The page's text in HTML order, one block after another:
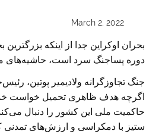
March 2, 2022
بحران اوکراین جدا از اینکه بزرگترین
دوره پساجنگ سرد است، حاشیه‌های
جنگ تجاوزگرانه ولادیمیر پوتین،
اگرچه هدف ظاهری تحمیل خواست
حاکمیت ملی این کشور را دنبال
ستیز با دمکراسی و ارزش‌های تمدنی